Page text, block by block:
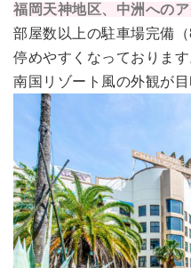
福岡天神地区、中洲へのア
部屋数以上の駐車場完備
停めやすくなっております
南国リゾート風の外観が目